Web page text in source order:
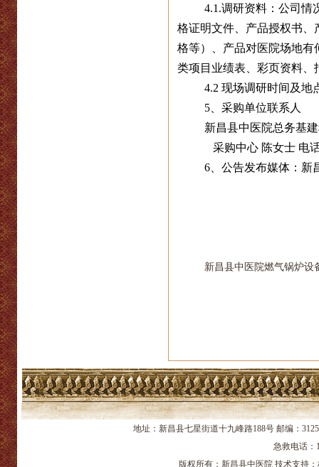
4.1.调研资料：公司情
格证明文件、产品授权书
格等）、产品对医院场地
类项目业绩表、彩页资料、
4.2 现场调研时间及地
5、采购单位联系人
新昌县中医院总务基
采购中心 陈女士 电
6、公告发布媒体：新
新昌县中医院燃气锅炉设
地址：新昌县七星街道十九峰路188号 邮编：
急救电话：
版权所有：新昌县中医院 技术支持